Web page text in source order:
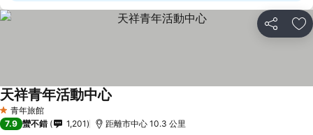
分享 加
1 星級青年旅館
天祥青年活動中心
7.9 蠻不錯 1,201 距離市中心 10.3 公里